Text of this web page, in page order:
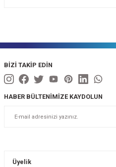
BİZİ TAKİP EDİN
HABER BÜLTENİMİZE KAYDOLUN
Üyelik